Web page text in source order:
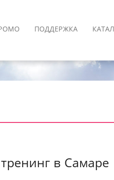
ПОДДЕРЖКА
в Самаре